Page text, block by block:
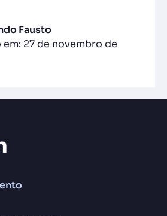
Fausto
27 de novembro de